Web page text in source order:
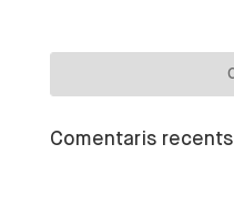
Comentaris recents